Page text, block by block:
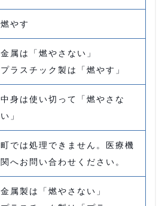
燃やす
金属は「燃やさない」
プラスチック製は「燃やす」
中身は使い切って「燃やさな
い」
町では処理できません。医療機
関へお問い合わせください。
金属製は「燃やさない」